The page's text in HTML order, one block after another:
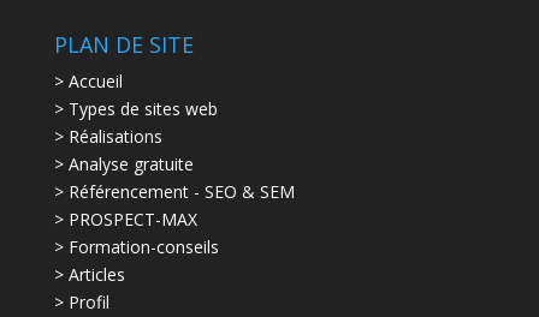
PLAN DE SITE
> Accueil
> Types de sites web
> Réalisations
> Analyse gratuite
> Référencement - SEO & SEM
> PROSPECT-MAX
> Formation-conseils
> Articles
> Profil